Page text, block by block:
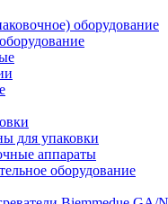
оборудование
для упаковки
аппараты
оборудование